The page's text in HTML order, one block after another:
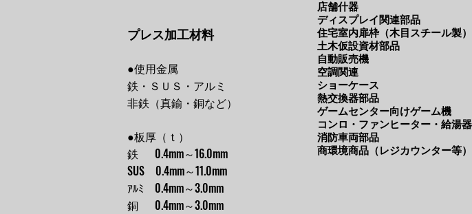
プレス加工材料
●使用金属
鉄・ＳＵＳ・アルミ
非鉄（真鍮・銅など）
●板厚（ｔ）
鉄 0.4mm～16.0mm
SUS 0.4mm～11.0mm
ｱﾙﾐ 0.4mm～3.0mm
銅 0.4mm～3.0mm
店舗什器
ディスプレイ関連部品
住宅室内扉枠（木目スチール製）
土木仮設資材部品
自動販売機
空調関連
ショーケース
熱交換器部品
ゲームセンター向けゲーム機
コンロ・ファンヒーター・給湯
消防車両部品
商環境商品（レジカウンター等）